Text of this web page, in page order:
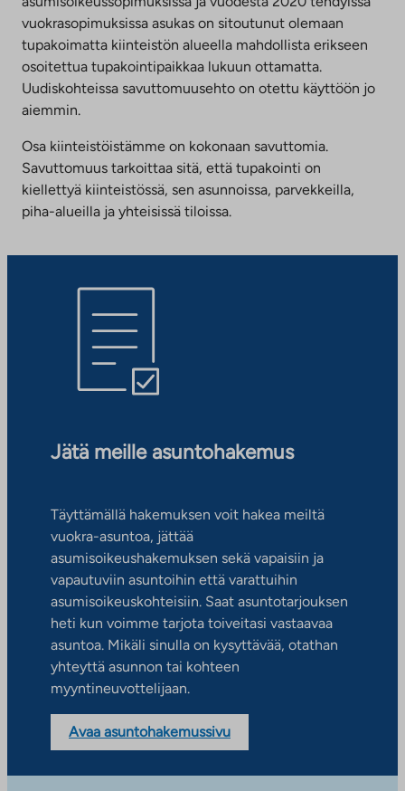
vuokrasopimuksissa asukas on sitoutunut olemaan
tupakoimatta kiinteistön alueella mahdollista erikseen
osoitettua tupakointipaikkaa lukuun ottamatta.
Uudiskohteissa savuttomuusehto on otettu käyttöön jo
aiemmin.
Osa kiinteistöistämme on kokonaan savuttomia.
Savuttomuus tarkoittaa sitä, että tupakointi on
kiellettyä kiinteistössä, sen asunnoissa, parvekkeilla,
piha-alueilla ja yhteisissä tiloissa.
Jätä meille asuntohakemus
Täyttämällä hakemuksen voit hakea meiltä
vuokra-asuntoa, jättää
asumisoikeushakemuksen sekä vapaisiin ja
vapautuviin asuntoihin että varattuihin
asumisoikeuskohteisiin. Saat asuntotarjouksen
heti kun voimme tarjota toiveitasi vastaavaa
asuntoa. Mikäli sinulla on kysyttävää, otathan
yhteyttä asunnon tai kohteen
myyntineuvottelijaan.
Avaa asuntohakemussivu